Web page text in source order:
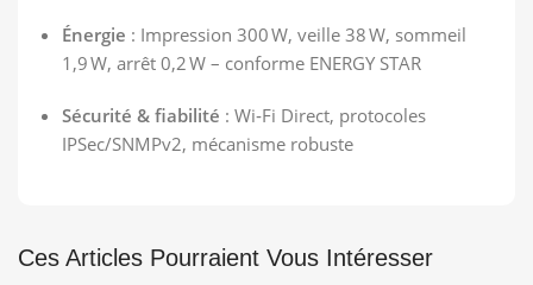
Énergie : Impression 300 W, veille 38 W, sommeil
1,9 W, arrêt 0,2 W – conforme ENERGY STAR
Sécurité & fiabilité : Wi‑Fi Direct, protocoles
IPSec/SNMPv2, mécanisme robuste
Ces Articles Pourraient Vous Intéresser